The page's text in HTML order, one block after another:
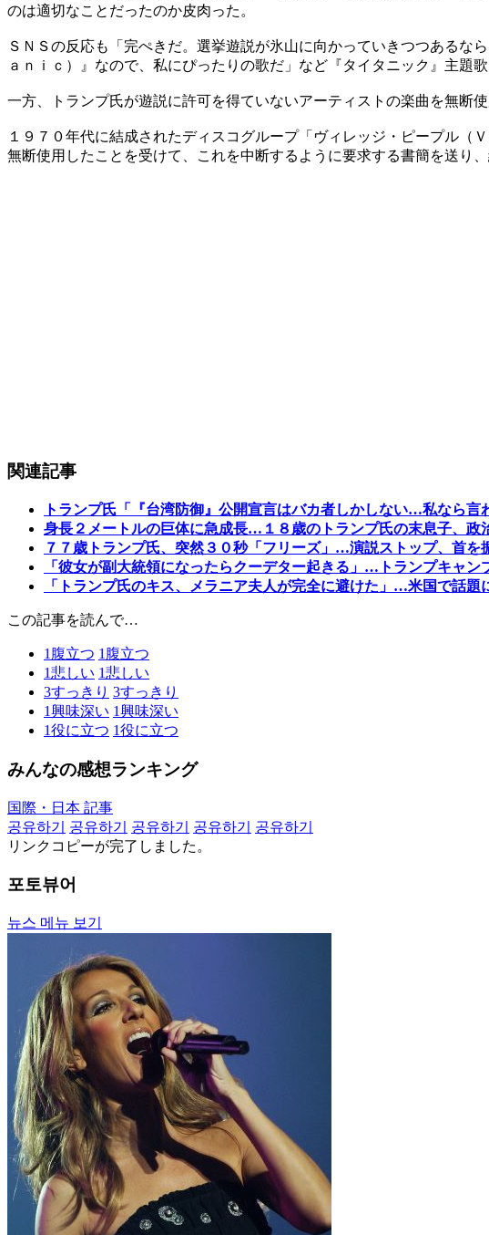
のは適切なことだったのか皮肉った。
ＳＮＳの反応も「完ぺきだ。選挙遊説が氷山に向かっていきつつあるな
ａｎｉｃ）』なので、私にぴったりの歌だ」など『タイタニック』主題
一方、トランプ氏が遊説に許可を得ていないアーティストの楽曲を無断
１９７０年代に結成されたディスコグループ「ヴィレッジ・ピープル
無断使用したことを受けて、これを中断するように要求する書簡を送り
関連記事
トランプ氏「『台湾防御』公開宣言はバカ者しかしない…私なら言
身長２メートルの巨体に急成長…１８歳のトランプ氏の末息子、政
７７歳トランプ氏、突然３０秒「フリーズ」…演説ストップ、首を
「彼女が副大統領になったらクーデター起きる」…トランプキャン
「トランプ氏のキス、メラニア夫人が完全に避けた」…米国で話題
この記事を読んで…
1 腹立つ 1 腹立つ
1悲しい 1悲しい
3すっきり 3すっきり
1興味深い 1興味深い
1役に立つ 1役に立つ
みんなの感想ランキング
国際・日本 記事
공유하기
공유하기 공유하기 공유하기
공유하기
リンクコピーが完了しました。
포토뷰어
뉴스 메뉴 보기